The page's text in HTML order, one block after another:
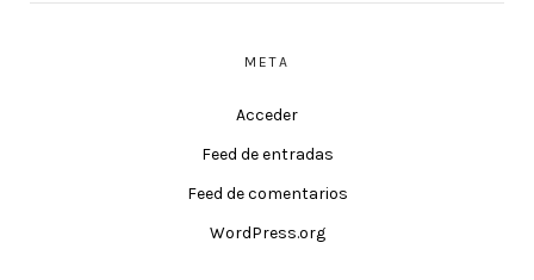
META
Acceder
Feed de entradas
Feed de comentarios
WordPress.org